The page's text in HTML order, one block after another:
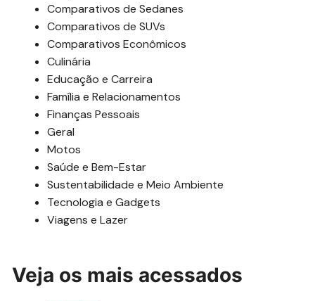
Comparativos de Sedanes
Comparativos de SUVs
Comparativos Econômicos
Culinária
Educação e Carreira
Família e Relacionamentos
Finanças Pessoais
Geral
Motos
Saúde e Bem-Estar
Sustentabilidade e Meio Ambiente
Tecnologia e Gadgets
Viagens e Lazer
Veja os mais acessados